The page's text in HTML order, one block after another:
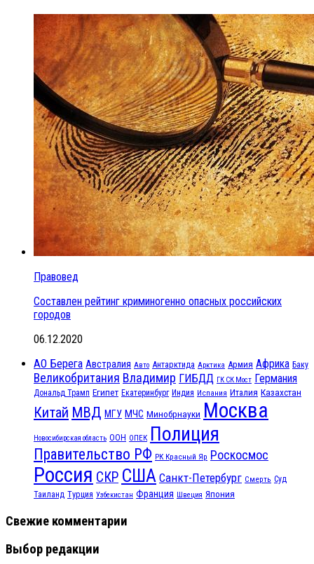
Правовед
Составлен рейтинг криминогенно опасных российских
городов
06.12.2020
АО Берега Австралия Авто Антарктида Арктика Армия Африка Баку
Великобритания Владимир ГИБДД ГК СК Мост Германия
Дональд Трамп Египет Екатеринбург Индия Испания Италия Казахстан
Китай МВД МГУ МЧС Минобрнауки Москва
Новосибирская область ООН ОПЕК Полиция
Правительство РФ РК Красный Яр Роскосмос
Россия СКР США Санкт-Петербург Смерть Суд
Таиланд Турция Узбекистан Франция Швеция Япония
Свежие комментарии
Выбор редакции